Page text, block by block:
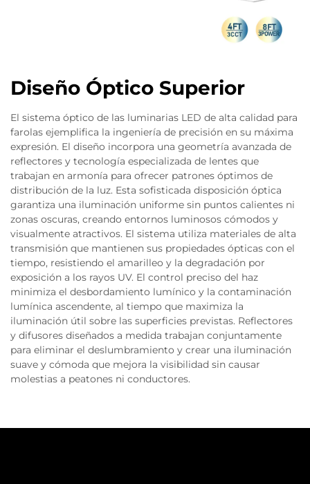
Diseño Óptico Superior
El sistema óptico de las luminarias LED de alta calidad para
farolas ejemplifica la ingeniería de precisión en su máxima
expresión. El diseño incorpora una geometría avanzada de
reflectores y tecnología especializada de lentes que
trabajan en armonía para ofrecer patrones óptimos de
distribución de la luz. Esta sofisticada disposición óptica
garantiza una iluminación uniforme sin puntos calientes ni
zonas oscuras, creando entornos luminosos cómodos y
visualmente atractivos. El sistema utiliza materiales de alta
transmisión que mantienen sus propiedades ópticas con el
tiempo, resistiendo el amarilleo y la degradación por
exposición a los rayos UV. El control preciso del haz
minimiza el desbordamiento lumínico y la contaminación
lumínica ascendente, al tiempo que maximiza la
iluminación útil sobre las superficies previstas. Reflectores
y difusores diseñados a medida trabajan conjuntamente
para eliminar el deslumbramiento y crear una iluminación
suave y cómoda que mejora la visibilidad sin causar
molestias a peatones ni conductores.